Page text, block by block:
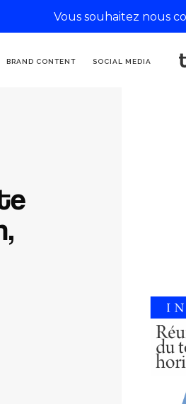
BRAND CONTENT SOCIAL MEDIA
Vous souhaitez nous